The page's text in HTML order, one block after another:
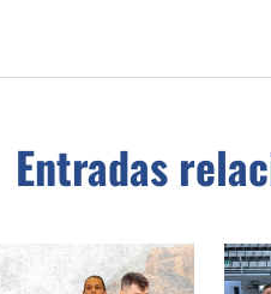
Entradas